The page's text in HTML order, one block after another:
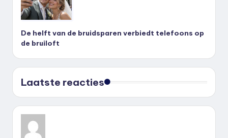
De helft van de bruidsparen verbiedt telefoons op
de bruiloft
Laatste reacties